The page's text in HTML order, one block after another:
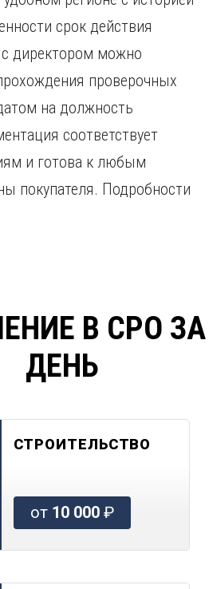
срок действия
директором можно
проверочных
на должность
соответствует
и готова к любым
покупателя. Подробности
В СРО
ДЕНЬ
СТРОИТЕЛЬСТВО
от 10 000₽